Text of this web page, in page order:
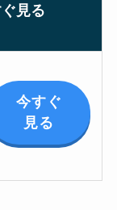
見る
今すぐ
見る